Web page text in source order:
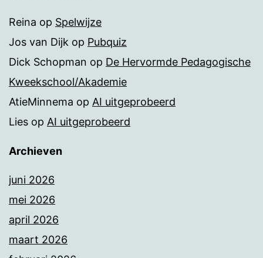
Reina op Spelwijze
Jos van Dijk op Pubquiz
Dick Schopman op De Hervormde Pedagogische
Kweekschool/Akademie
AtieMinnema op AI uitgeprobeerd
Lies op AI uitgeprobeerd
Archieven
juni 2026
mei 2026
april 2026
maart 2026